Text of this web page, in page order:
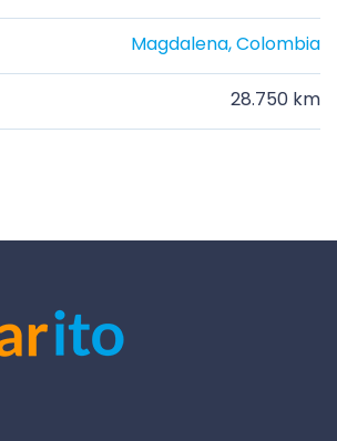
Magdalena, Colombia
28.750 km